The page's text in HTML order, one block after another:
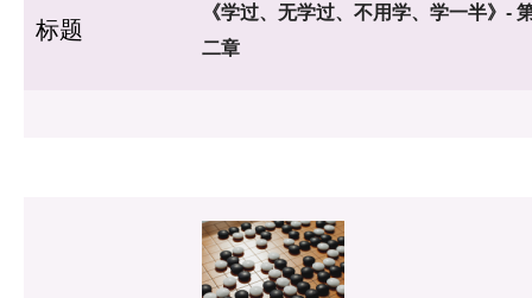
标题
《学过、无学过、不用学、学一半》-
二章